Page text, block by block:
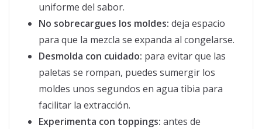
uniforme del sabor.
No sobrecargues los moldes: deja espacio
para que la mezcla se expanda al congelarse.
Desmolda con cuidado: para evitar que las
paletas se rompan, puedes sumergir los
moldes unos segundos en agua tibia para
facilitar la extracción.
Experimenta con toppings: antes de